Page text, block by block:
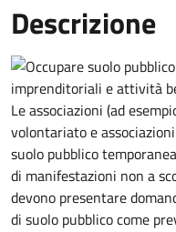
Descrizione
Le associazioni (ad
volontariato e
suolo pubblico
di manifestazioni non a
devono presentare
di suolo pubblico come